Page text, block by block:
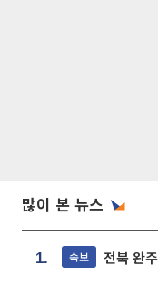
많이 본 뉴스
1. 속보 전북 완